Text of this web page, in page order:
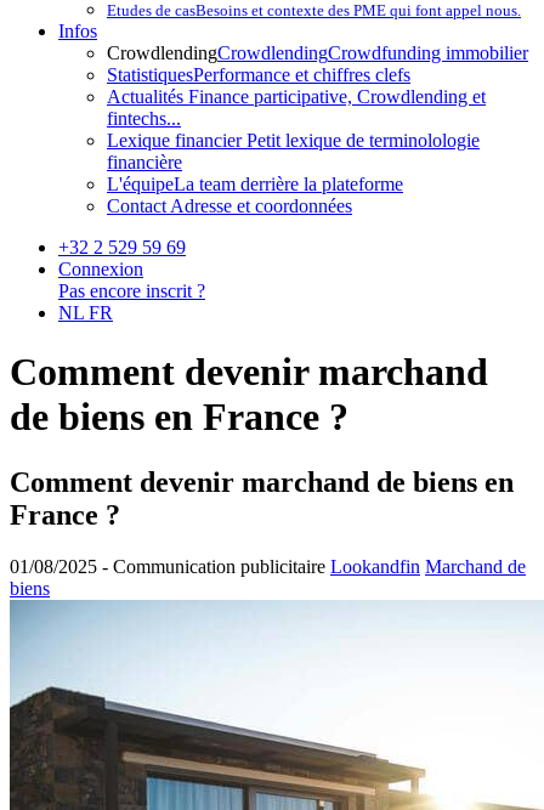
Etudes de casBesoins et contexte des PME qui font appel nous.
Infos
CrowdlendingCrowdlendingCrowdfunding immobilier
StatistiquesPerformance et chiffres clefs
Actualités Finance participative, Crowdlending et
fintechs...
Lexique financierPetit lexique de terminolologie
financière
L'équipeLa team derrière la plateforme
Contact Adresse et coordonnées
+32 2 529 59 69
Connexion
Pas encore inscrit ?
NL FR
Comment devenir marchand
de biens en France ?
Comment devenir marchand de biens en
France ?
01/08/2025 - Communication publicitaire Lookandfin Marchand de
biens